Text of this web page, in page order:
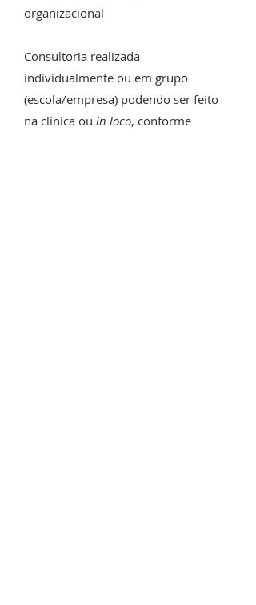
organizacional
Consultoria realizada
individualmente ou em grupo
(escola/empresa) podendo ser feito
na clínica ou in loco, conforme